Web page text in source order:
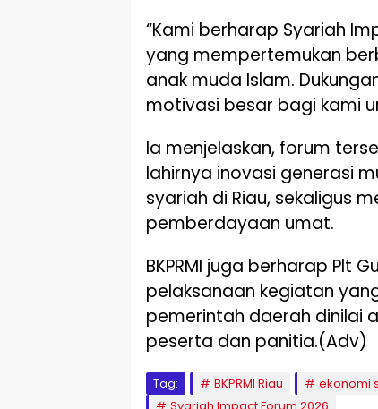
“Kami berharap Syariah
yang mempertemukan
anak muda Islam.
motivasi besar bagi kami
Ia menjelaskan, forum
lahirnya inovasi generasi
syariah di Riau, sekaligus
pemberdayaan umat.
BKPRMI juga berharap Plt
pelaksanaan kegiatan
pemerintah daerah dinilai
peserta dan panitia.(Adv)
Tag: BKPRMI Riau ekonomi